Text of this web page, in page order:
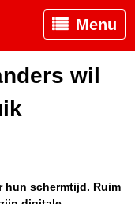
Menu
wil
hun schermtijd. Ruim